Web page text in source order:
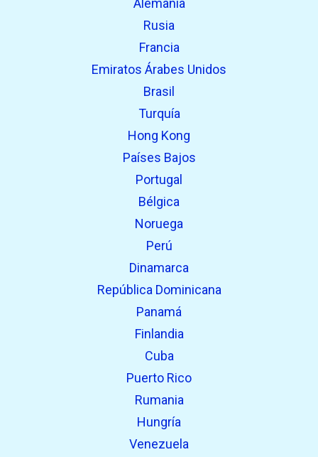
Rusia
Francia
Emiratos Árabes Unidos
Brasil
Turquía
Hong Kong
Países Bajos
Portugal
Bélgica
Noruega
Perú
Dinamarca
República Dominicana
Panamá
Finlandia
Cuba
Puerto Rico
Rumania
Hungría
Venezuela